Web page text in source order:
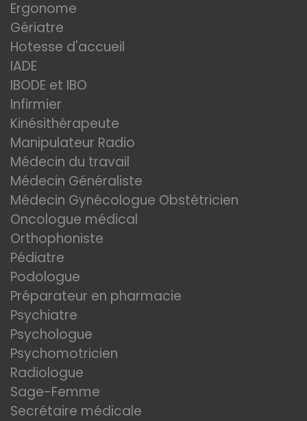
Ergonome
Gériatre
Hotesse d'accueil
IADE
IBODE et IBO
Infirmier
Kinésithérapeute
Manipulateur Radio
Médecin du travail
Médecin Généraliste
Médecin Gynécologue Obstétricien
Oncologue médical
Orthophoniste
Pédiatre
Podologue
Préparateur en pharmacie
Psychiatre
Psychologue
Psychomotricien
Radiologue
Sage-Femme
Secrétaire médicale